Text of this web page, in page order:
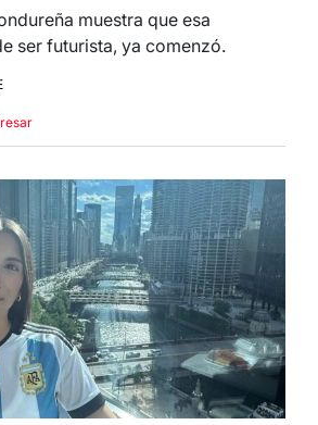
muestra que esa
ser futurista, ya comenzó.